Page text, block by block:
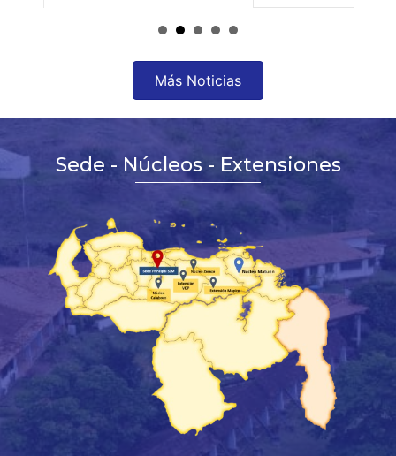
Más Noticias
Sede - Núcleos - Extensiones